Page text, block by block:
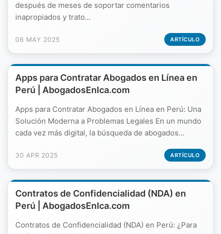
después de meses de soportar comentarios
inapropiados y trato...
06 MAY 2025 ARTÍCULO
Apps para Contratar Abogados en Línea en
Perú | AbogadosEnIca.com
Apps para Contratar Abogados en Línea en Perú: Una
Solución Moderna a Problemas Legales En un mundo
cada vez más digital, la búsqueda de abogados...
30 APR 2025 ARTÍCULO
Contratos de Confidencialidad (NDA) en
Perú | AbogadosEnIca.com
Contratos de Confidencialidad (NDA) en Perú: ¿Para